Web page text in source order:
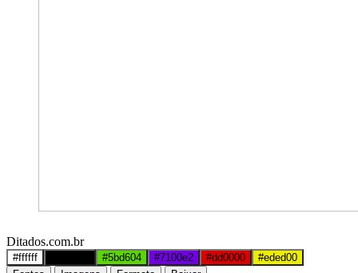
Ditados.com.br
#ffffff #5bd604 #7100e2 #dd0000
#eded00